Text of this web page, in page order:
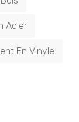
Acier
En Vinyle